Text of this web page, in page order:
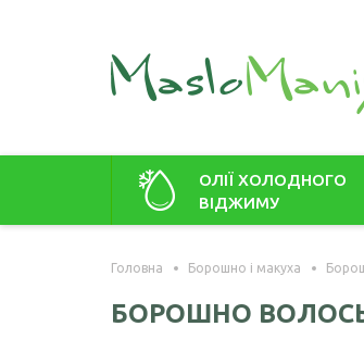
ОЛІЇ ХОЛОДНОГО
ВІДЖИМУ
Кавунових кісточок олія
Головна Борошно і макуха
БОРОШНО